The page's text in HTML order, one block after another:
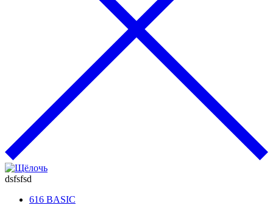
dsfsfsd
616 BASIC